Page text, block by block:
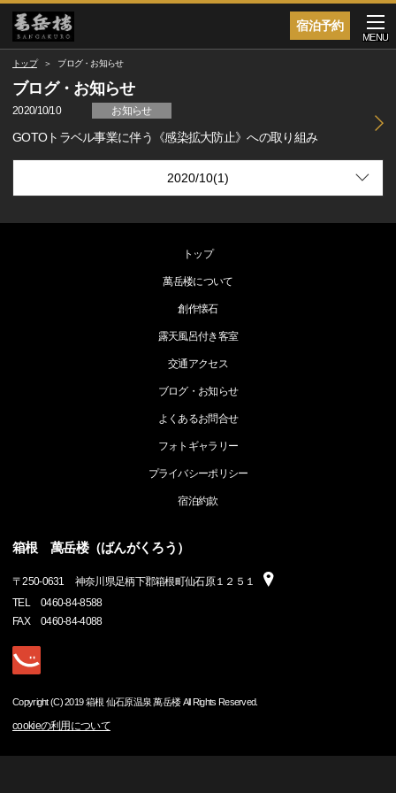
宿泊予約
MENU
トップ ブログ・お知らせ
ブログ・お知らせ
2020/10/10 お知らせ
GOTOトラベル事業に伴う《感染拡大防止》への取り組み
トップ
萬岳楼について
創作懐石
露天風呂付き客室
交通アクセス
ブログ・お知らせ
よくあるお問合せ
フォトギャラリー
プライバシーポリシー
宿泊約款
箱根 萬岳楼（ばんがくろう）
〒250-0631
神奈川県足柄下郡箱根町仙石原１２５１
TEL
0460-84-8588
FAX
0460-84-4088
Copyright (C) 2019 箱根 仙石原温泉 萬岳楼 All Rights Reserved.
cookieの利用について